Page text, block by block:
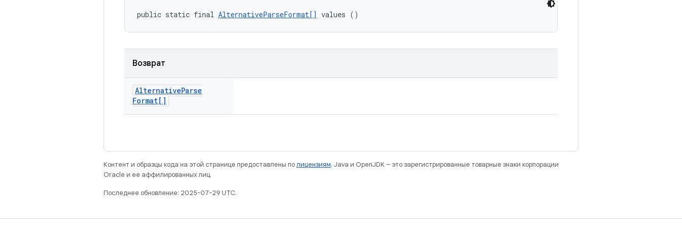
public static final AlternativeParseFormat[] values ()
Возврат
AlternativeParse
Format[]
Контент и образцы кода на этой странице предоставлены полицензиям. Java и OpenJDK – это зарегистрированные товарные знаки корпорации
Oracle и ее аффилированных лиц.
Последнее обновление: 2025-07-29 UTC.